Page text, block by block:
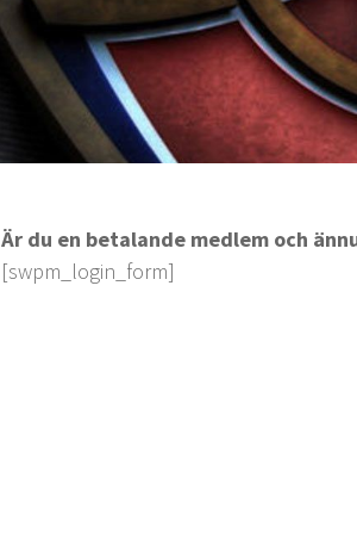
Är du en betalande medlem och
[swpm_login_form]